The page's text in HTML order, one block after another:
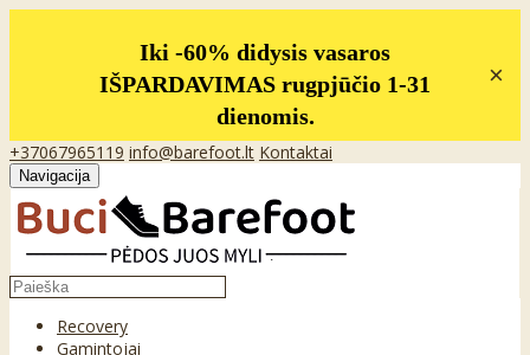
Iki -60% didysis vasaros
IŠPARDAVIMAS rugpjūčio 1-31
dienomis.
×
+37067965119 info@barefoot.lt Kontaktai
Navigacija
Recovery
Gamintojai